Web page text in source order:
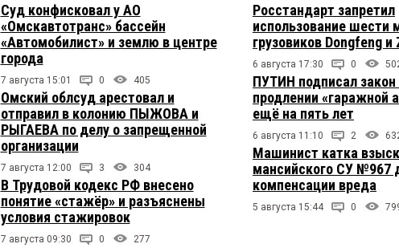
Суд конфисковал у АО
«Омскавтотранс» бассейн
«Автомобилист» и землю в центре
города
7 августа 15:01 0 405
Омский облсуд арестовал и
отправил в колонию ПЫЖОВА и
РЫГАЕВА по делу о запрещенной
организации
7 августа 12:00 3 304
В Трудовой кодекс РФ внесено
понятие «стажёр» и разъяснены
условия стажировок
7 августа 09:30 0 277
Росстандарт запретил
использование шести
грузовиков Dongfeng и
6 августа 17:30 0
ПУТИН подписал закон
продлении «гаражной
ещё на пять лет
6 августа 11:10 2
Машинист катка
мансийского СУ №967
компенсации вреда
5 августа 15:44 0